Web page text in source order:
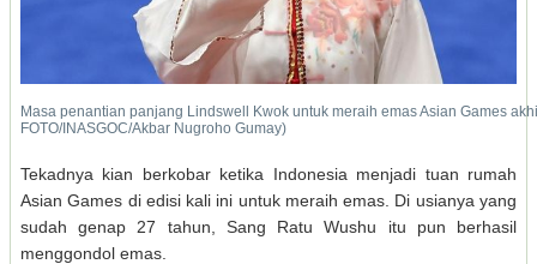
Masa penantian panjang Lindswell Kwok untuk meraih emas Asian Games
FOTO/INASGOC/Akbar Nugroho Gumay)
Tekadnya kian berkobar ketika Indonesia menjadi tuan rumah
Asian Games di edisi kali ini untuk meraih emas. Di usianya yang
sudah genap 27 tahun, Sang Ratu Wushu itu pun berhasil
menggondol emas.